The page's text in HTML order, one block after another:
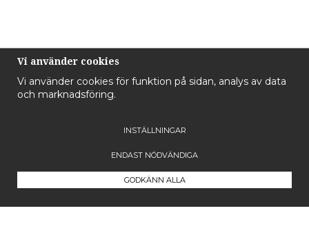
Vi använder cookies
Vi använder cookies för funktion på sidan, analys av data
och marknadsföring.
INSTÄLLNINGAR
ENDAST NÖDVÄNDIGA
GODKÄNN ALLA